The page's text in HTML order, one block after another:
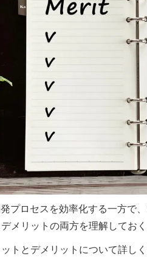
プロセスを効率化する一方で
メリットの両方を理解しておく
トとデメリットについて詳しく